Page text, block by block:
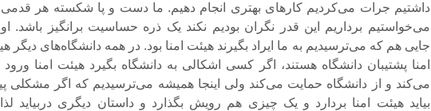
داشتیم جرات می‌کردیم کارهای بهتری انجام دهیم. ما دست و پا شکسته هر
می‌خواستیم برداریم این قدر نگران بودیم نکند یک ذره حساسیت برانگیز باشد.
جایی هم که می‌ترسیدیم به ما ایراد بگیرند هیئت امنا بود. در همه دانشگاه‌های دیگر
‌امنا پشتیبان دانشگاه هستند، اگر کسی اشکالی به دانشگاه بگیرد هیئت امنا ورود
می‌کند و از دانشگاه حمایت می‌کند ولی اینجا همیشه می‌ترسیدیم که اگر مشکلی
بیاید هیئت ‌امنا بردارد و یک چیزی هم رویش بگذارد و داستان دیگری دربیاید